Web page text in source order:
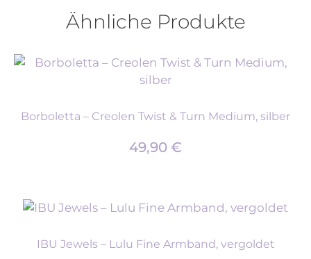
Ähnliche Produkte
Borboletta – Creolen Twist & Turn Medium, silber
49,90 €
IBU Jewels – Lulu Fine Armband, vergoldet